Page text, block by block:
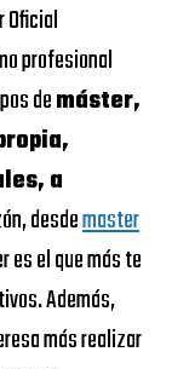
Oficial
profesional
demáster,
a
desdemaster
es el que más te
Además,
más realizar